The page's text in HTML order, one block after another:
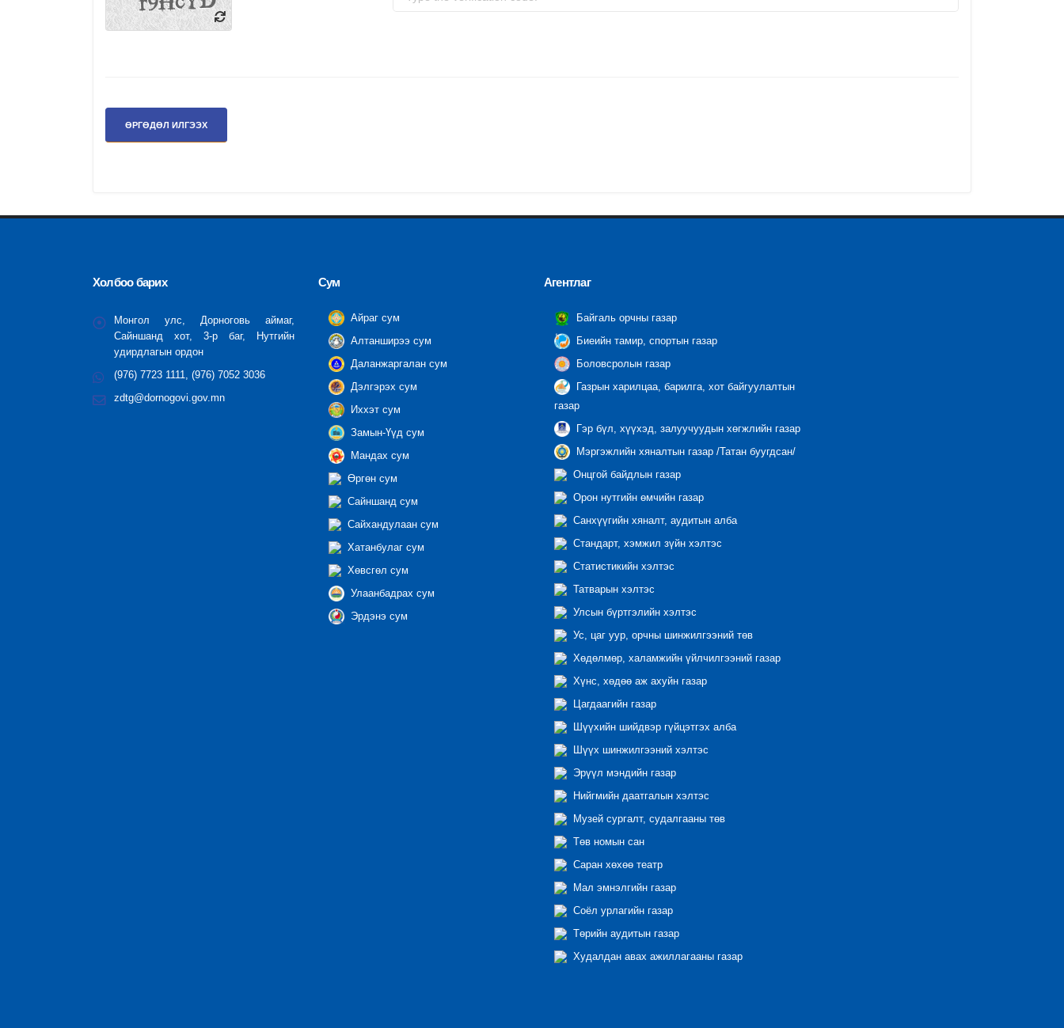
Холбоо барих
Монгол улс, Дорноговь аймаг,
Сайншанд хот, 3-р баг, Нутгийн
удирдлагын ордон
(976) 7723 1111, (976) 7052 3036
zdtg@dornogovi.gov.mn
Сум
Айраг сум
Алтанширээ сум
Даланжаргалан сум
Дэлгэрэх сум
Иххэт сум
Замын-Үүд сум
Мандах сум
Өргөн сум
Сайншанд сум
Сайхандулаан сум
Хатанбулаг сум
Хөвсгөл сум
Улаанбадрах сум
Эрдэнэ сум
Агентлаг
Байгаль орчны газар
Биеийн тамир, спортын газар
Боловсролын газар
Газрын харилцаа, барилга, хот байгуулалтын
газар
Гэр бүл, хүүхэд, залуучуудын хөгжлийн газар
Мэргэжлийн хяналтын газар /Татан буугдсан/
Онцгой байдлын газар
Орон нутгийн өмчийн газар
Санхүүгийн хяналт, аудитын алба
Стандарт, хэмжил зүйн хэлтэс
Статистикийн хэлтэс
Татварын хэлтэс
Улсын бүртгэлийн хэлтэс
Ус, цаг уур, орчны шинжилгээний төв
Хөдөлмөр, халамжийн үйлчилгээний газар
Хүнс, хөдөө аж ахуйн газар
Цагдаагийн газар
Шүүхийн шийдвэр гүйцэтгэх алба
Шүүх шинжилгээний хэлтэс
Эрүүл мэндийн газар
Нийгмийн даатгалын хэлтэс
Музей сургалт, судалгааны төв
Төв номын сан
Саран хөхөө театр
Мал эмнэлгийн газар
Соёл урлагийн газар
Төрийн аудитын газар
Худалдан авах ажиллагааны газар